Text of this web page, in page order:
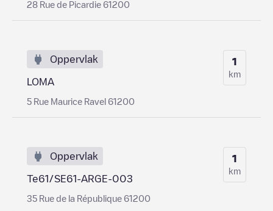
28 Rue de Picardie 61200
Oppervlak
LOMA
5 Rue Maurice Ravel 61200
1
km
Oppervlak
Te61/SE61-ARGE-003
35 Rue de la République 61200
1
km